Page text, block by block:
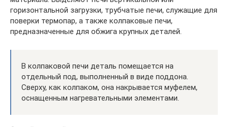
горизонтальной загрузки, трубчатые печи, служащие для
поверки термопар, а также колпаковые печи,
предназначенные для обжига крупных деталей.
В колпаковой печи деталь помещается на
отдельный под, выполненный в виде поддона.
Сверху, как колпаком, она накрывается муфелем,
оснащенным нагревательными элементами.